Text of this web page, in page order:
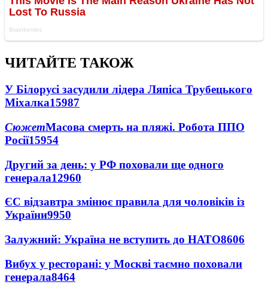
ЧИТАЙТЕ ТАКОЖ
У Білорусі засудили лідера Ляпіса Трубецького
Міхалка15987
СюжетМасова смерть на пляжі. Робота ППО
Росії15954
Другий за день: у РФ поховали ще одного
генерала12960
ЄС відзавтра змінює правила для чоловіків із
України9950
Залужний: Україна не вступить до НАТО8606
Вибух у ресторані: у Москві таємно поховали
генерала8464